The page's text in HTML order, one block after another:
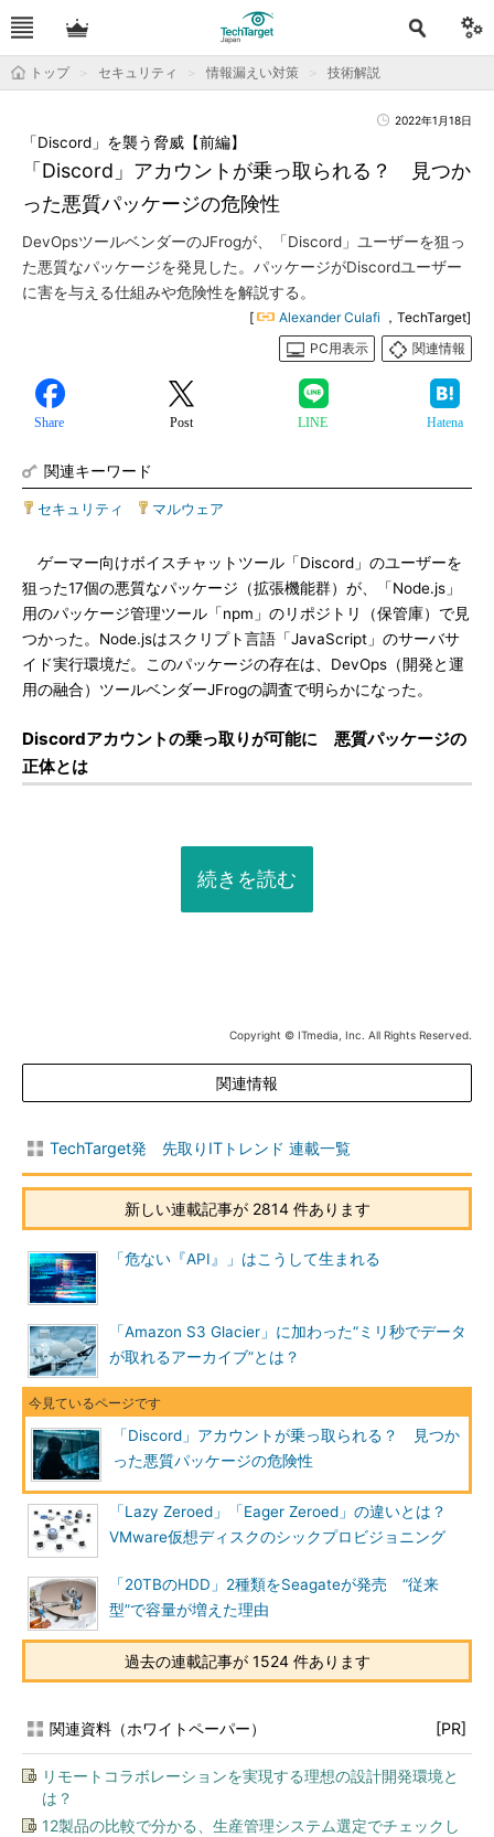
トップ セキュリティ 情報漏えい対策 技術解説
2022年1月18日
「Discord」アカウントが乗っ取られる？ 見つか
った悪質パッケージの危険性
「Discord」を襲う脅威【前編】
DevOpsツールベンダーのJFrogが、「Discord」ユーザーを狙っ
た悪質なパッケージを発見した。パッケージがDiscordユーザー
に害を与える仕組みや危険性を解説する。
[ Alexander Culafi ，TechTarget]
PC用表示
関連情報
Share Post LINE Hatena
関連キーワード
セキュリティ マルウェア
ゲーマー向けボイスチャットツール「Discord」のユーザーを
狙った17個の悪質なパッケージ（拡張機能群）が、「Node.js」
用のパッケージ管理ツール「npm」のリポジトリ（保管庫）で見
つかった。Node.jsはスクリプト言語「JavaScript」のサーバサ
イド実行環境だ。このパッケージの存在は、DevOps（開発と運
用の融合）ツールベンダーJFrogの調査で明らかになった。
Discordアカウントの乗っ取りが可能に 悪質パッケージの
正体とは
続きを読む
Copyright © ITmedia, Inc. All Rights Reserved.
関連情報
TechTarget発 先取りITトレンド 連載一覧
新しい連載記事が 2814 件あります
「危ない『API』」はこうして生まれる
「Amazon S3 Glacier」に加わった“ミリ秒でデータ
が取れるアーカイブ”とは？
「Discord」アカウントが乗っ取られる？ 見つか
った悪質パッケージの危険性
「Lazy Zeroed」「Eager Zeroed」の違いとは？
VMware仮想ディスクのシックプロビジョニング
「20TBのHDD」2種類をSeagateが発売 “従来
型”で容量が増えた理由
過去の連載記事が 1524 件あります
関連資料（ホワイトペーパー） [PR]
リモートコラボレーションを実現する理想の設計開発環境と
は？
12製品の比較で分かる、生産管理システム選定でチェックし